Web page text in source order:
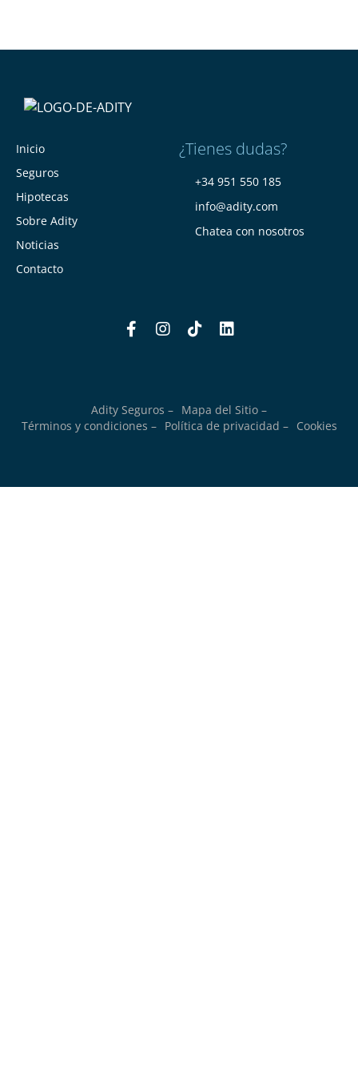
Inicio
Seguros
Hipotecas
Sobre Adity
Noticias
Contacto
¿Tienes dudas?
+34 951 550 185
info@adity.com
Chatea con nosotros
Adity Seguros – Mapa del Sitio –
Términos y condiciones –
Política de privacidad – Cookies